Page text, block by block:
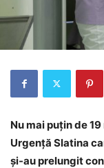
Nu mai puțin de
Urgenţă Slatina
și-au prelungit